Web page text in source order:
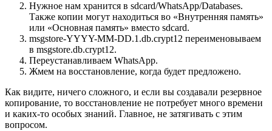
Нужное нам хранится в sdcard/WhatsApp/Databases.
Также копии могут находиться во «Внутренняя память»
или «Основная память» вместо sdcard.
msgstore-YYYY-MM-DD.1.db.crypt12 переименовываем
в msgstore.db.crypt12.
Переустанавливаем WhatsApp.
Жмем на восстановление, когда будет предложено.
Как видите, ничего сложного, и если вы создавали резервное
копирование, то восстановление не потребует много времени
и каких-то особых знаний. Главное, не затягивать с этим
вопросом.